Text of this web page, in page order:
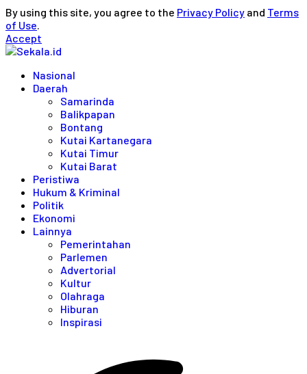
By using this site, you agree to the Privacy Policy and Terms
of Use.
Accept
Nasional
Daerah
Samarinda
Balikpapan
Bontang
Kutai Kartanegara
Kutai Timur
Kutai Barat
Peristiwa
Hukum & Kriminal
Politik
Ekonomi
Lainnya
Pemerintahan
Parlemen
Advertorial
Kultur
Olahraga
Hiburan
Inspirasi